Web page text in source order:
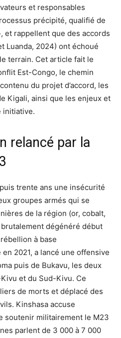
et responsables
précipité, qualifié de
et rappellent que des accords
Luanda, 2024) ont échoué
terrain. Cet article fait le
Est-Congo, le chemin
du projet d’accord, les
Kigali, ainsi que les enjeux et
initiative.
relancé par la
trente ans une insécurité
groupes armés qui se
de la région (or, cobalt,
dégénéré début
à base
2021, a lancé une offensive
puis de Bukavu, les deux
et du Sud-Kivu. Ce
de morts et déplacé des
Kinshasa accuse
soutenir militairement le M23
parlent de 3 000 à 7 000